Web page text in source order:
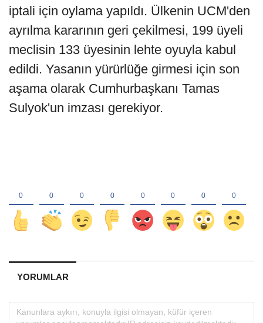
iptali için oylama yapıldı. Ülkenin UCM'den
ayrılma kararının geri çekilmesi, 199 üyeli
meclisin 133 üyesinin lehte oyuyla kabul
edildi. Yasanın yürürlüğe girmesi için son
aşama olarak Cumhurbaşkanı Tamas
Sulyok'un imzası gerekiyor.
YORUMLAR